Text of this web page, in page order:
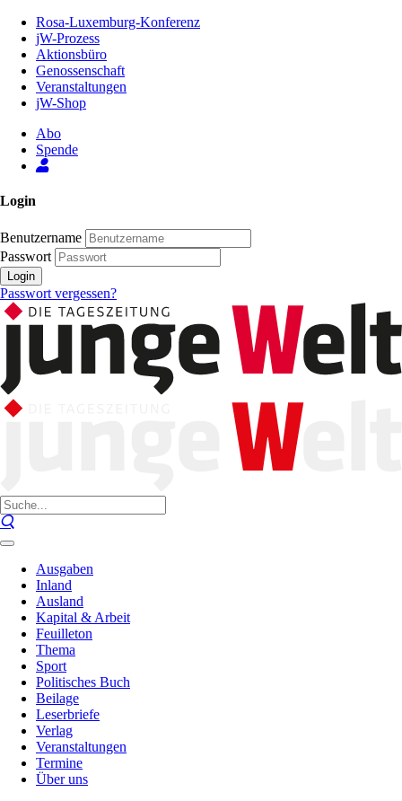
Inhalt
Seite
Rosa-Luxemburg-Konferenz
jW-Prozess
Aktionsbüro
Genossenschaft
Veranstaltungen
jW-Shop
Abo
Spende
Login
Benutzername
Passwort
Login
Passwort vergessen?
Ausgaben
Inland
Ausland
Kapital & Arbeit
Feuilleton
Thema
Sport
Politisches Buch
Beilage
Leserbriefe
Verlag
Veranstaltungen
Termine
Über uns